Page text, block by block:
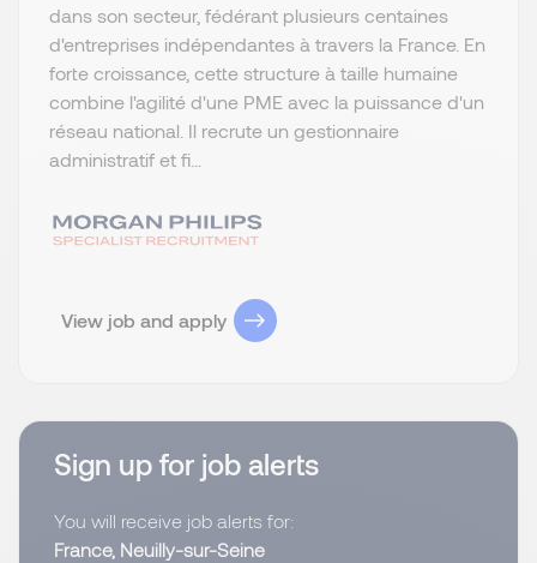
dans son secteur, fédérant plusieurs centaines
d'entreprises indépendantes à travers la France. En
forte croissance, cette structure à taille humaine
combine l'agilité d'une PME avec la puissance d'un
réseau national. Il recrute un gestionnaire
administratif et fi...
View job and apply
Sign up for job alerts
You will receive job alerts for:
France, Neuilly-sur-Seine